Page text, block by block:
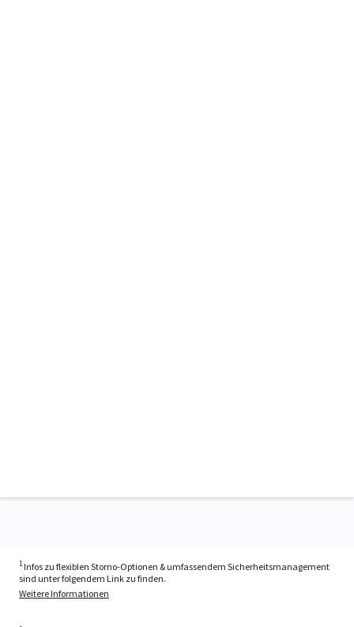
1 Infos zu flexiblen Storno-Optionen & umfassendem Sicherheitsmanagement
sind unter folgendem Link zu finden.
Weitere Informationen